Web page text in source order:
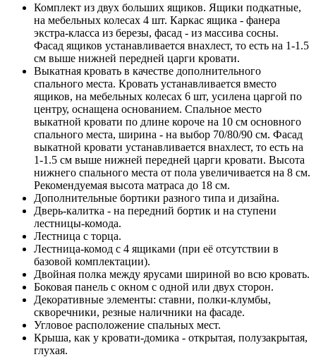
Комплект из двух больших ящиков. Ящики подкатные,
на мебельных колесах 4 шт. Каркас ящика - фанера
экстра-класса из березы, фасад - из массива сосны.
Фасад ящиков устанавливается внахлест, то есть на 1-1.5
см выше нижней передней царги кровати.
Выкатная кровать в качестве дополнительного
спального места. Кровать устанавливается вместо
ящиков, на мебельных колесах 6 шт, усилена царгой по
центру, оснащена основанием. Спальное место
выкатной кровати по длине короче на 10 см основного
спального места, ширина - на выбор 70/80/90 см. Фасад
выкатной кровати устанавливается внахлест, то есть на
1-1.5 см выше нижней передней царги кровати. Высота
нижнего спального места от пола увеличивается на 8 см.
Рекомендуемая высота матраса до 18 см.
Дополнительные бортики разного типа и дизайна.
Дверь-калитка - на передний бортик и на ступени
лестницы-комода.
Лестница с торца.
Лестница-комод с 4 ящиками (при её отсутствии в
базовой комплектации).
Двойная полка между ярусами шириной во всю кровать.
Боковая панель с окном с одной или двух сторон.
Декоративные элементы: ставни, полки-клумбы,
скворечники, резные наличники на фасаде.
Угловое расположение спальных мест.
Крыша, как у кровати-домика - открытая, полузакрытая,
глухая.